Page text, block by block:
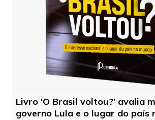
Livro ‘O Brasil voltou?’ avalia
governo Lula e o lugar do país